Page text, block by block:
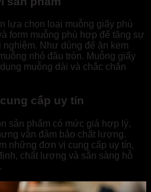
lựa chọn loại muỗng giấy phù
form muỗng phù hợp để tăng sự
Như dùng để ăn kem
nhỏ đầu tròn. Muỗng giấy
muỗng dài và chắc chắn
cấp uy tín
sản phẩm có mức giá hợp lý,
vẫn đảm bảo chất lượng.
những đơn vị cung cấp uy tín,
chất lượng và sẵn sàng hỗ